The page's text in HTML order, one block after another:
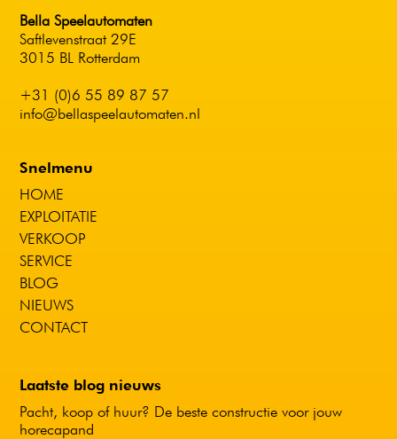
Bella Speelautomaten
Saftlevenstraat 29E
3015 BL Rotterdam
+31 (0)6 55 89 87 57
info@bellaspeelautomaten.nl
Snelmenu
HOME
EXPLOITATIE
VERKOOP
SERVICE
BLOG
NIEUWS
CONTACT
Laatste blog nieuws
Pacht, koop of huur? De beste constructie voor jouw
horecapand